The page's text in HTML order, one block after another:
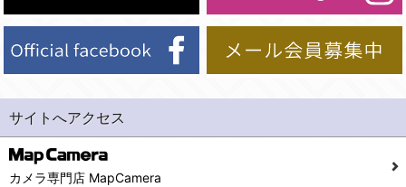
サイトへアクセス
カメラ専門店 MapCamera